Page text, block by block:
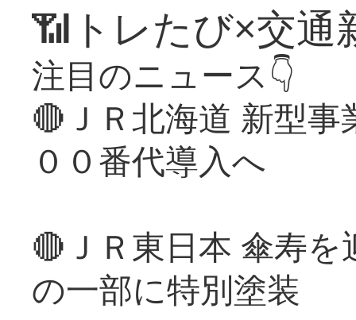
📶トレたび×交通
注目のニュース👇
🔴ＪＲ北海道 新型
００番代導入へ
🔴ＪＲ東日本 傘寿
の一部に特別塗装